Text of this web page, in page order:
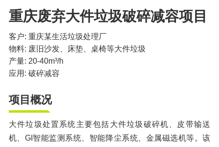
重型锤式破碎机 移动式破碎站
液压打包机
封闭式破碎系统 废轮胎热解系统
橡胶破胶机组
分选分离设备
风选机
联系我们
重庆废弃大件垃圾破碎减容项目
客户: 重庆某生活垃圾处理厂
物料: 废旧沙发、床垫、桌椅等大件垃圾
产量: 20-40m³/h
应用: 破碎减容
项目概况
大件垃圾处置系统主要包括大件垃圾破碎机、皮带输送
机、GI智能监测系统、智能降尘系统、金属磁选机等。该